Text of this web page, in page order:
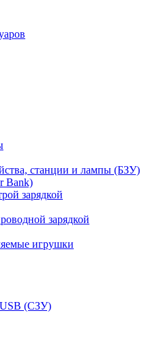
станции и лампы (БЗУ)
Bank)
зарядкой
зарядкой
игрушки
USB (СЗУ)